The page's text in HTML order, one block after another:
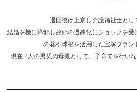
退団後は上京し介護福祉士とし
結婚を機に帰郷し故郷の過疎化にショックを
の花や球根を活用した宝塚ブラン
現在 2人の男児の母親として、子育てを行い